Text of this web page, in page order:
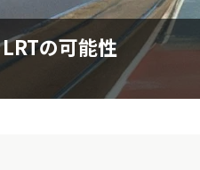
の可能性